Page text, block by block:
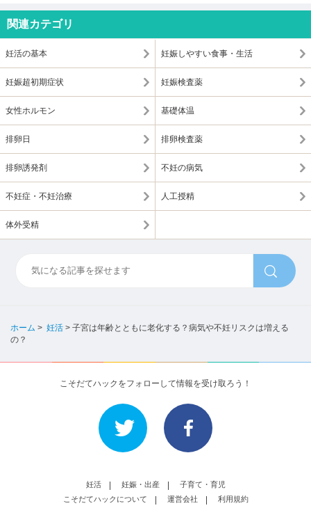
関連カテゴリ
妊活の基本 妊娠しやすい食事・生活
妊娠超初期症状 妊娠検査薬
女性ホルモン 基礎体温
排卵日 排卵検査薬
排卵誘発剤 不妊の病気
不妊症・不妊治療 人工授精
体外受精
ホーム > 妊活 > 子宮は年齢とともに老化する？病気や不妊リスクは増える
の？
こそだてハックをフォローして情報を受け取ろう！
妊活 妊娠・出産
子育て・育児
こそだてハックについて
運営会社 利用規約